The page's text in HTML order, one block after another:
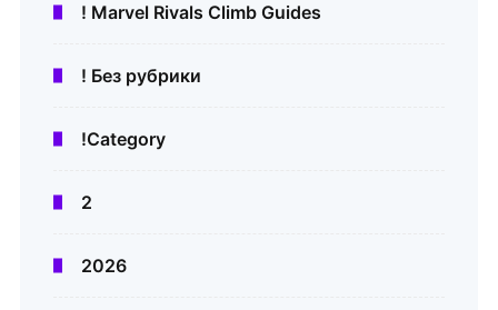
! Marvel Rivals Climb Guides
! Без рубрики
!Category
2
2026